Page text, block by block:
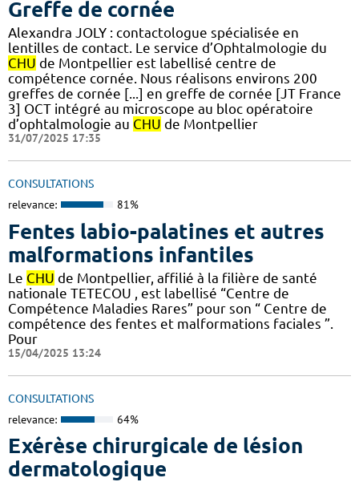
Greffe de cornée
Alexandra JOLY : contactologue spécialisée en
lentilles de contact. Le service d’Ophtalmologie du
CHU de Montpellier est labellisé centre de
compétence cornée. Nous réalisons environs 200
greffes de cornée [...] en greffe de cornée [JT France
3] OCT intégré au microscope au bloc opératoire
d’ophtalmologie au CHU de Montpellier
31/07/2025 17:35
CONSULTATIONS
relevance: 81%
Fentes labio-palatines et autres
malformations infantiles
Le CHU de Montpellier, affilié à la filière de santé
nationale TETECOU , est labellisé “Centre de
Compétence Maladies Rares” pour son “ Centre de
compétence des fentes et malformations faciales ”.
Pour
15/04/2025 13:24
CONSULTATIONS
relevance: 64%
Exérèse chirurgicale de lésion
dermatologique